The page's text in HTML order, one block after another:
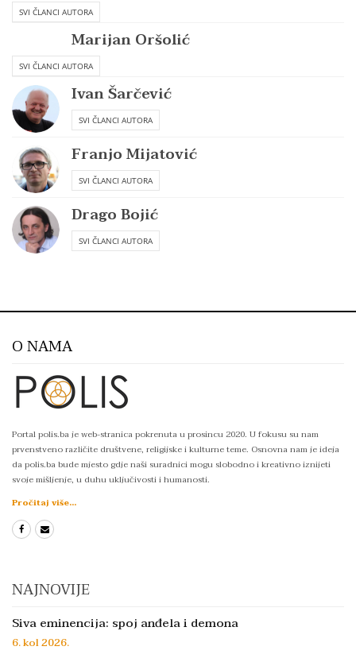
SVI ČLANCI AUTORA
Marijan Oršolić
SVI ČLANCI AUTORA
Ivan Šarčević
SVI ČLANCI AUTORA
Franjo Mijatović
SVI ČLANCI AUTORA
Drago Bojić
SVI ČLANCI AUTORA
O NAMA
Portal polis.ba je web-stranica pokrenuta u prosincu 2020. U fokusu su nam
prvenstveno različite društvene, religijske i kulturne teme. Osnovna nam je ideja
da polis.ba bude mjesto gdje naši suradnici mogu slobodno i kreativno iznijeti
svoje mišljenje, u duhu uključivosti i humanosti.
Pročitaj više...
NAJNOVIJE
Siva eminencija: spoj anđela i demona
6. kol 2026.